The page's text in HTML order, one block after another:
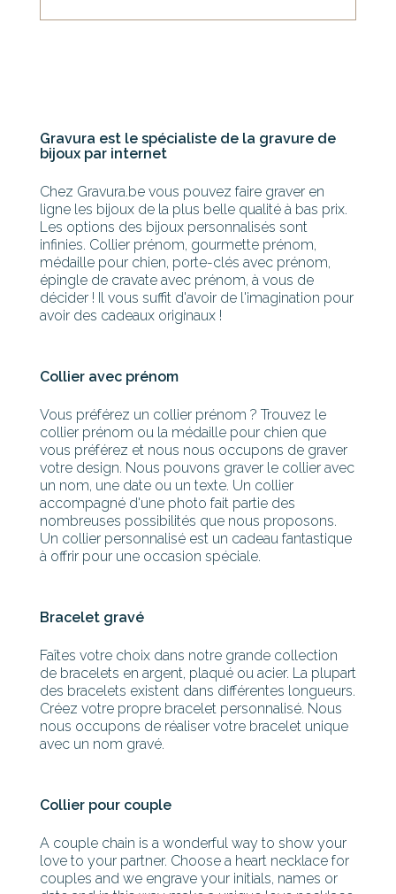
Gravura est le spécialiste de la gravure de
bijoux par internet
Chez Gravura.be vous pouvez faire graver en
ligne les bijoux de la plus belle qualité à bas prix.
Les options des bijoux personnalisés sont
infinies. Collier prénom, gourmette prénom,
médaille pour chien, porte-clés avec prénom,
épingle de cravate avec prénom, à vous de
décider ! Il vous suffit d'avoir de l'imagination pour
avoir des cadeaux originaux !
Collier avec prénom
Vous préférez un collier prénom ? Trouvez le
collier prénom ou la médaille pour chien que
vous préférez et nous nous occupons de graver
votre design. Nous pouvons graver le collier avec
un nom, une date ou un texte. Un collier
accompagné d'une photo fait partie des
nombreuses possibilités que nous proposons.
Un collier personnalisé est un cadeau fantastique
à offrir pour une occasion spéciale.
Bracelet gravé
Faîtes votre choix dans notre grande collection
de bracelets en argent, plaqué ou acier. La plupart
des bracelets existent dans différentes longueurs.
Créez votre propre bracelet personnalisé. Nous
nous occupons de réaliser votre bracelet unique
avec un nom gravé.
Collier pour couple
A couple chain is a wonderful way to show your
love to your partner. Choose a heart necklace for
couples and we engrave your initials, names or